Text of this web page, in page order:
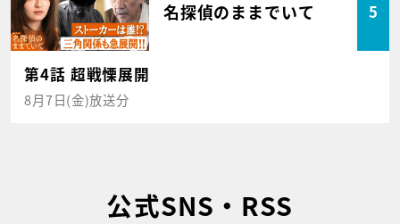
名探偵のままでいて 5
第4話 超戦慄展開
8月7日(金)放送分
公式SNS・RSS